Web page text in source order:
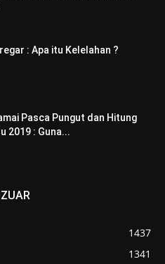
: Apa itu Kelelahan ?
Pasca Pungut dan Hitung
2019 : Guna...
1437
1341